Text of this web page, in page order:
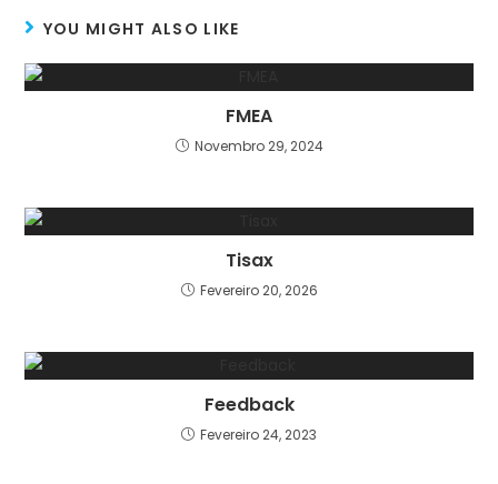
YOU MIGHT ALSO LIKE
FMEA
Novembro 29, 2024
Tisax
Fevereiro 20, 2026
Feedback
Fevereiro 24, 2023